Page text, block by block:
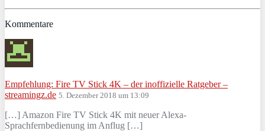
Kommentare
Empfehlung: Fire TV Stick 4K – der inoffizielle Ratgeber –
streamingz.de 5. Dezember 2018 um 13:09
[…] Amazon Fire TV Stick 4K mit neuer Alexa-
Sprachfernbedienung im Anflug […]